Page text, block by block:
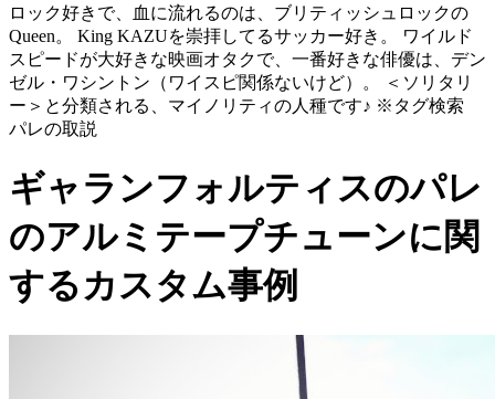
ロック好きで、血に流れるのは、ブリティッシュロックの
Queen。 King KAZUを崇拝してるサッカー好き。 ワイルド
スピードが大好きな映画オタクで、一番好きな俳優は、デン
ゼル・ワシントン（ワイスピ関係ないけど）。 ＜ソリタリ
ー＞と分類される、マイノリティの人種です♪ ※タグ検索
パレの取説
ギャランフォルティスのパレ
のアルミテープチューンに関
するカスタム事例